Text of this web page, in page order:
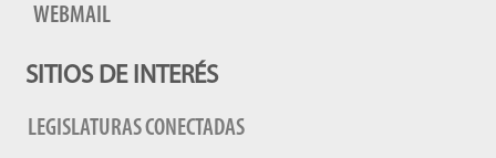
WEBMAIL
SITIOS DE INTERÉS
LEGISLATURAS CONECTADAS